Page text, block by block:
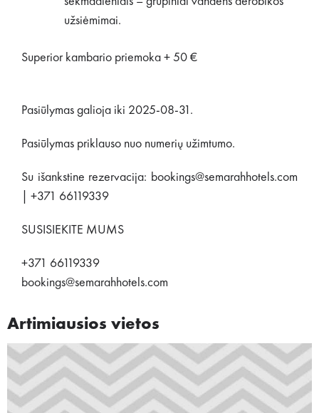
užsiėmimai.
Superior kambario priemoka + 50 €
Pasiūlymas galioja iki 2025-08-31.
Pasiūlymas priklauso nuo numerių užimtumo.
Su išankstine rezervacija: bookings@semarahhotels.com
| +371 66119339
SUSISIEKITE MUMS
+371 66119339
bookings@semarahhotels.com
Artimiausios vietos